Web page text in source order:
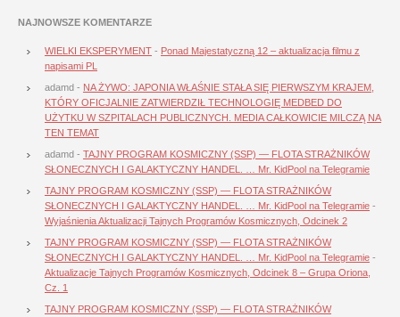
NAJNOWSZE KOMENTARZE
WIELKI EKSPERYMENT - Ponad Majestatyczną 12 – aktualizacja filmu z
napisami PL
adamd - NA ŻYWO: JAPONIA WŁAŚNIE STAŁA SIĘ PIERWSZYM KRAJEM,
KTÓRY OFICJALNIE ZATWIERDZIŁ TECHNOLOGIĘ MEDBED DO
UŻYTKU W SZPITALACH PUBLICZNYCH. MEDIA CAŁKOWICIE MILCZĄ NA
TEN TEMAT
adamd - TAJNY PROGRAM KOSMICZNY (SSP) — FLOTA STRAŻNIKÓW
SŁONECZNYCH I GALAKTYCZNY HANDEL. … Mr. KidPool na Telegramie
TAJNY PROGRAM KOSMICZNY (SSP) — FLOTA STRAŻNIKÓW
SŁONECZNYCH I GALAKTYCZNY HANDEL. … Mr. KidPool na Telegramie -
Wyjaśnienia Aktualizacji Tajnych Programów Kosmicznych, Odcinek 2
TAJNY PROGRAM KOSMICZNY (SSP) — FLOTA STRAŻNIKÓW
SŁONECZNYCH I GALAKTYCZNY HANDEL. … Mr. KidPool na Telegramie -
Aktualizacje Tajnych Programów Kosmicznych, Odcinek 8 – Grupa Oriona,
Cz. 1
TAJNY PROGRAM KOSMICZNY (SSP) — FLOTA STRAŻNIKÓW